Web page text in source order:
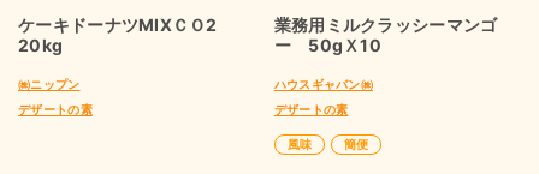
ケーキドーナツMIXＣＯ2
20kg
㈱ニップン
デザートの素
業務用ミルクラッシーマンゴ
ー 50gＸ10
ハウスギャバン㈱
デザートの素
風味 簡便